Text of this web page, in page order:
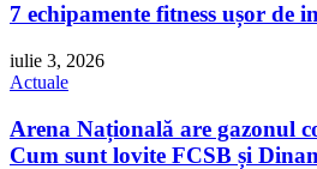
7 echipamente fitness ușor de
iulie 3, 2026
Actuale
Arena Națională are gazonul
Cum sunt lovite FCSB și